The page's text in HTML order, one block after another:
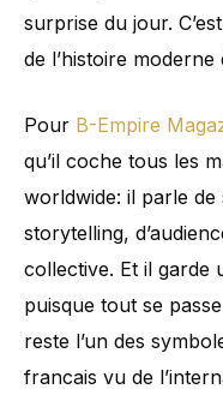
surprise du jour.
de l’histoire moderne
Pour B-Empire
qu’il coche tous les
worldwide: il parle de
storytelling,
collective. Et il garde
puisque tout se
reste l’un des
francais vu de